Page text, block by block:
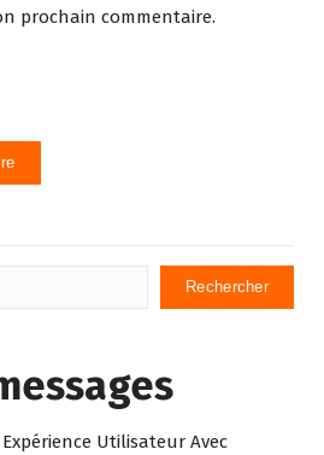
prochain commentaire.
Rechercher
Utilisateur Avec